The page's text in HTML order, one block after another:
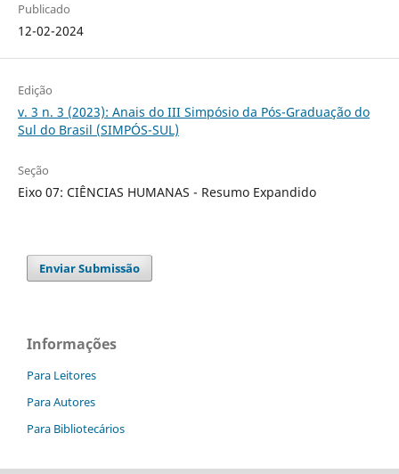
Publicado
12-02-2024
Edição
v. 3 n. 3 (2023): Anais do III Simpósio da Pós-Graduação do
Sul do Brasil (SIMPÓS-SUL)
Seção
Eixo 07: CIÊNCIAS HUMANAS - Resumo Expandido
Enviar Submissão
Informações
Para Leitores
Para Autores
Para Bibliotecários